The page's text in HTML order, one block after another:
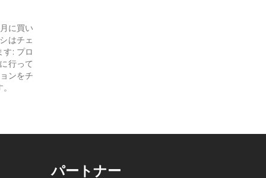
に買い
はチェ
す: プロ
行って
ンをチ
パートナー